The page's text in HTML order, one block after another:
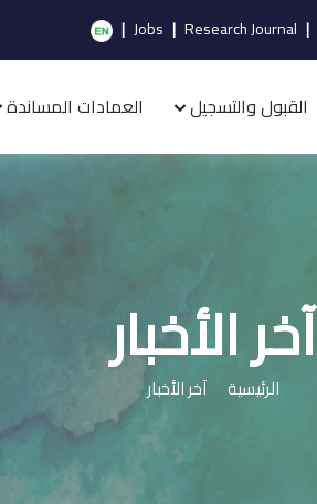
|
Research Journal
|
Jobs
|
القبول والتسجيل العمادات المساندة
آخر الأخبار
الرئيسية آخر الأخبار